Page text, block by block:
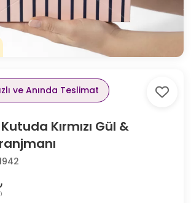
ve Anında Teslimat
Kırmızı Gül &